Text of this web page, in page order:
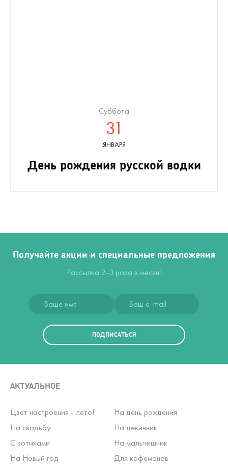
Суббота
31
ЯНВАРЯ
День рождения русской водки
Получайте акции и специальные предложения
Рассылка 2-3 раза в месяц!
ПОДПИСАТЬСЯ
АКТУАЛЬНОЕ
Цвет настроения - лето!
На день рождения
На свадьбу
На девичник
С котиками
На мальчишник
На Новый год
Для кофеманов